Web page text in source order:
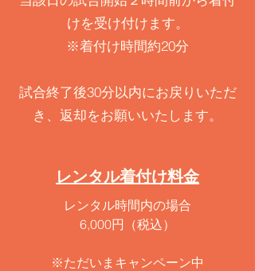
けを受け付けます。
※着付け時間約20分
​試合終了後30分以内にお戻りいただ
き、返却をお願いいたします。
レンタル着付け​料金
レンタル時間内の場合
6,000円（税込）
※ただいまキャンペーン中